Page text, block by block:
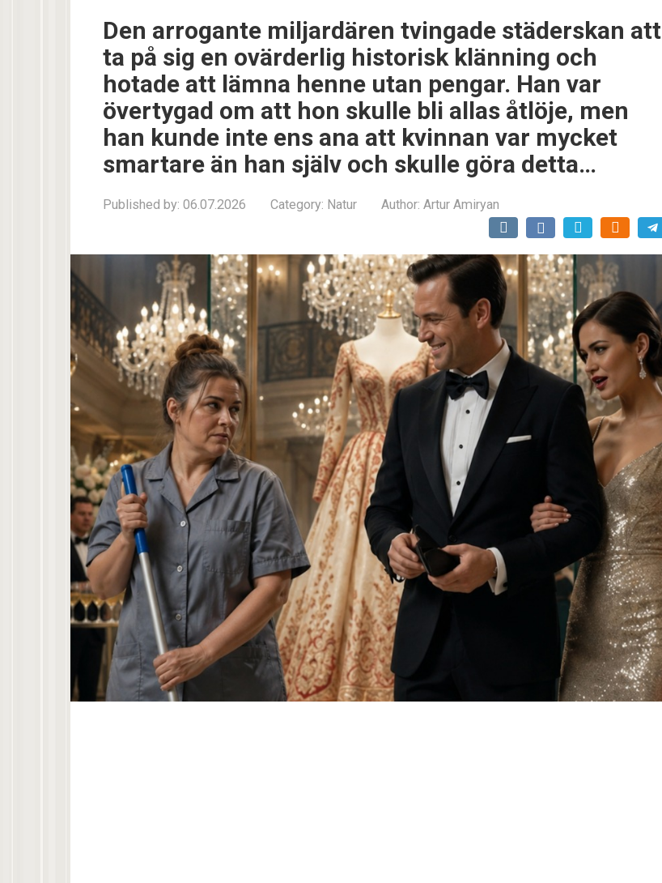
Den arrogante miljardären tvingade städerskan att
ta på sig en ovärderlig historisk klänning och
hotade att lämna henne utan pengar. Han var
övertygad om att hon skulle bli allas åtlöje, men
han kunde inte ens ana att kvinnan var mycket
smartare än han själv och skulle göra detta…
Published by: 06.07.2026 Category: Natur Author: Artur Amiryan